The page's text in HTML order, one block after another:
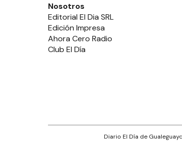
Nosotros
Editorial El Dia SRL
Edición Impresa
Ahora Cero Radio
Club El Día
Diario El Día de